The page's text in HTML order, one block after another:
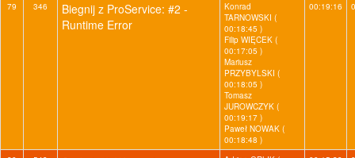
79 346
Biegnij z ProService: #2 -
Runtime Error
Konrad
TARNOWSKI (
00:18:45 )
Filip WIĘCEK (
00:17:05 )
Mariusz
PRZYBYLSKI (
00:18:05 )
Tomasz
JUROWCZYK (
00:19:17 )
Paweł NOWAK (
00:18:48 )
00:19:16